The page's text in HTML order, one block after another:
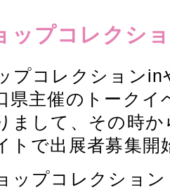
ップコレクシ
プコレクション
県主催のトーク
まして、その時
トで出展者募集開
ップコレクショ